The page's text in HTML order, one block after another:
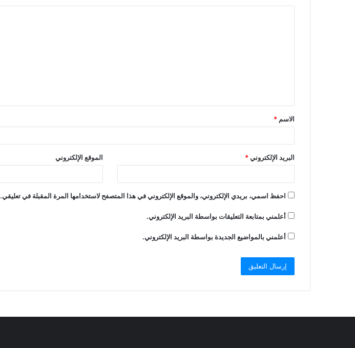
الاسم *
البريد الإلكتروني* الموقع الإلكتروني
احفظ اسمي، بريدي الإلكتروني، والموقع الإلكتروني في هذا المتصفح لاستخدامها المرة المقبلة في تعليقي.
أعلمني بمتابعة التعليقات بواسطة البريد الإلكتروني.
أعلمني بالمواضيع الجديدة بواسطة البريد الإلكتروني.